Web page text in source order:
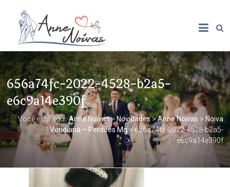
656a74fc-2022-4528-b2a5-
e6c9a14e390f
Você está aqui: Anne Noivas> Novidades>Anne Noivas > Noiva
Veridiana – Perdões Mg>656a74fc-2022-4528-b2a5-
e6c9a14e390f